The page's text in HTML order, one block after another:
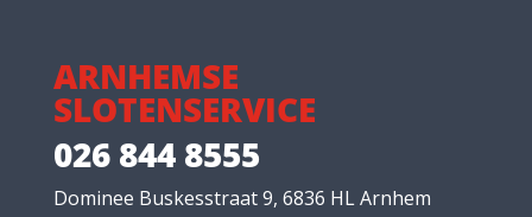
ARNHEMSE
SLOTENSERVICE
026 844 8555
Dominee Buskesstraat 9, 6836 HL Arnhem